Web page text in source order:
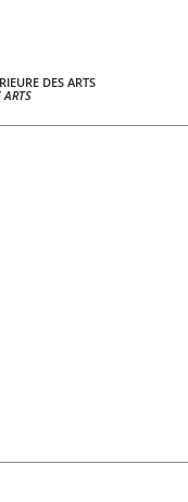
DES ARTS
ARTS